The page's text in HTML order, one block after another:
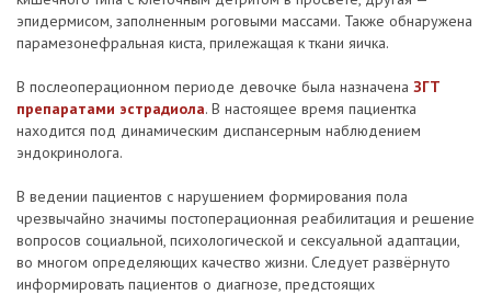
эпидермисом, заполненным роговыми массами. Также обнаружена
парамезонефральная киста, прилежащая к ткани яичка.
В послеоперационном периоде девочке была назначена ЗГТ
препаратами эстрадиола. В настоящее время пациентка
находится под динамическим диспансерным наблюдением
эндокринолога.
В ведении пациентов с нарушением формирования пола
чрезвычайно значимы постоперационная реабилитация и решение
вопросов социальной, психологической и сексуальной адаптации,
во многом определяющих качество жизни. Следует развёрнуто
информировать пациентов о диагнозе, предстоящих